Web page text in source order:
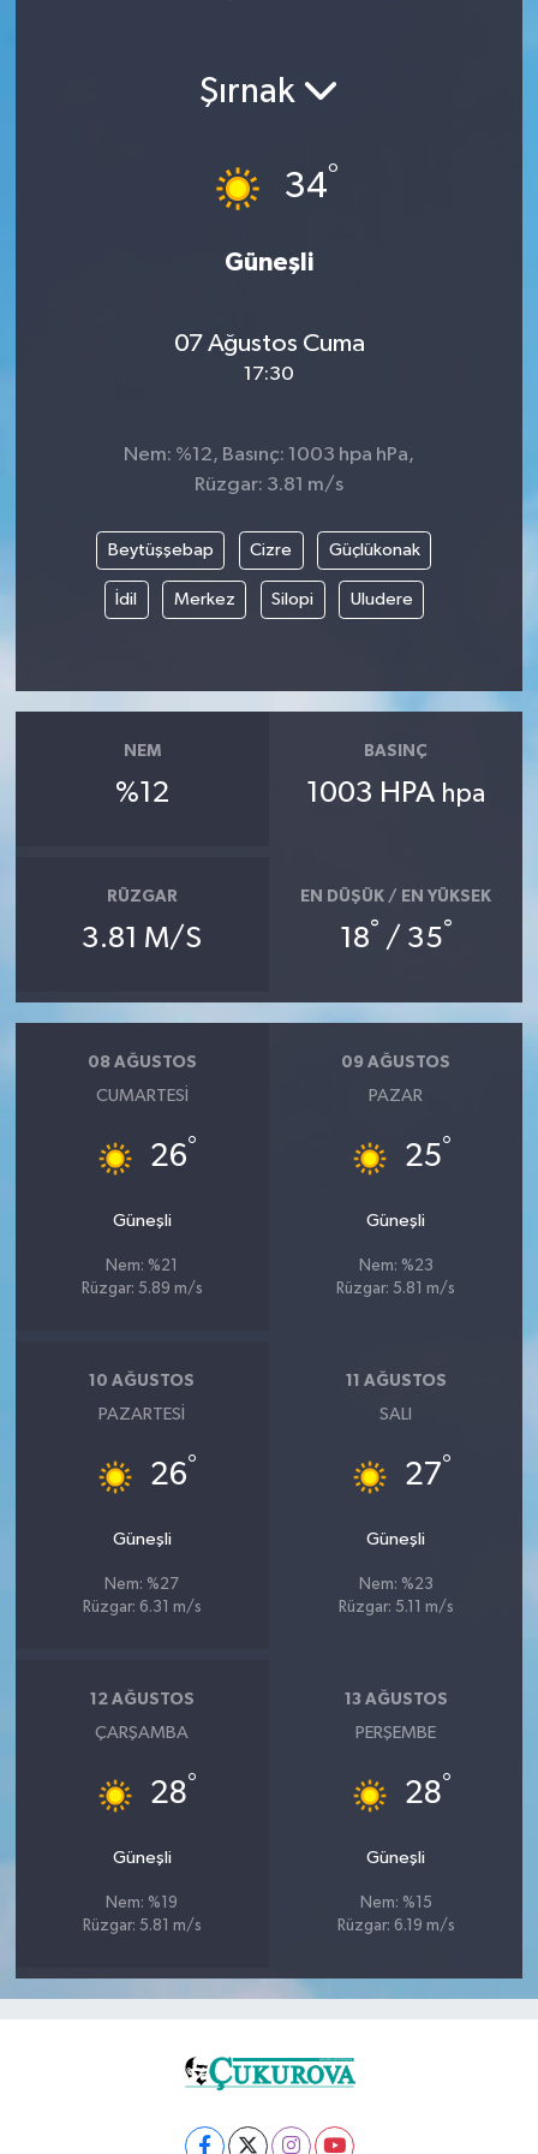
Şırnak
34°
Güneşli
07 Ağustos Cuma
17:30
Nem: %12, Basınç: 1003 hpa hPa,
Rüzgar: 3.81 m/s
Beytüşşebap Cizre Güçlükonak
İdil Merkez Silopi Uludere
NEM
%12
BASINÇ
1003 HPA hpa
RÜZGAR
3.81 M/S
EN DÜŞÜK / EN YÜKSEK
18° / 35°
08 AĞUSTOS
CUMARTESI
26°
Güneşli
Nem: %21
Rüzgar: 5.89 m/s
09 AĞUSTOS
PAZAR
25°
Güneşli
Nem: %23
Rüzgar: 5.81 m/s
10 AĞUSTOS
PAZARTESI
26°
Güneşli
Nem: %27
Rüzgar: 6.31 m/s
11 AĞUSTOS
SALI
27°
Güneşli
Nem: %23
Rüzgar: 5.11 m/s
12 AĞUSTOS
ÇARŞAMBA
28°
Güneşli
Nem: %19
Rüzgar: 5.81 m/s
13 AĞUSTOS
PERŞEMBE
28°
Güneşli
Nem: %15
Rüzgar: 6.19 m/s